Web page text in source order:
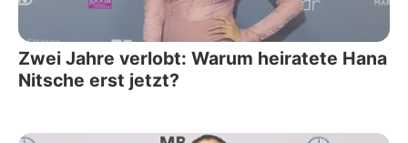
Zwei Jahre verlobt: Warum heiratete Hana
Nitsche erst jetzt?